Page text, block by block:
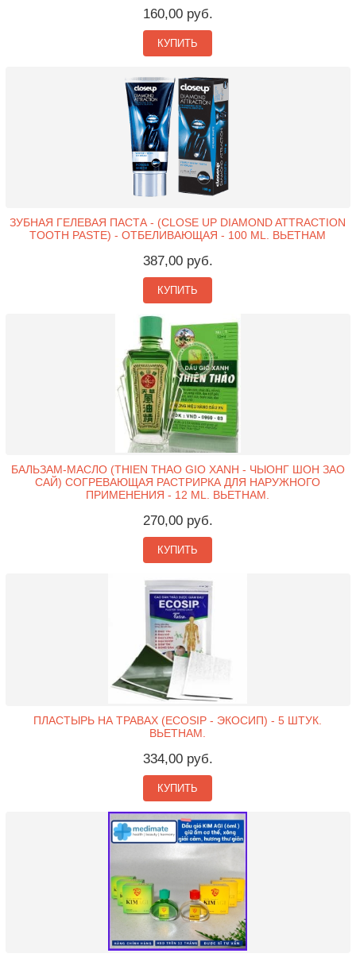
160,00 руб.
КУПИТЬ
ЗУБНАЯ ГЕЛЕВАЯ ПАСТА - (CLOSE UP DIAMOND ATTRACTION
TOOTH PASTE) - ОТБЕЛИВАЮЩАЯ - 100 ML. ВЬЕТНАМ
387,00 руб.
КУПИТЬ
БАЛЬЗАМ-МАСЛО (THIEN THAO GIO XANH - ЧЫОНГ ШОН ЗАО
САЙ) СОГРЕВАЮЩАЯ РАСТРИРКА ДЛЯ НАРУЖНОГО
ПРИМЕНЕНИЯ - 12 ML. ВЬЕТНАМ.
270,00 руб.
КУПИТЬ
ПЛАСТЫРЬ НА ТРАВАХ (ECOSIP - ЭКОСИП) - 5 ШТУК.
ВЬЕТНАМ.
334,00 руб.
КУПИТЬ